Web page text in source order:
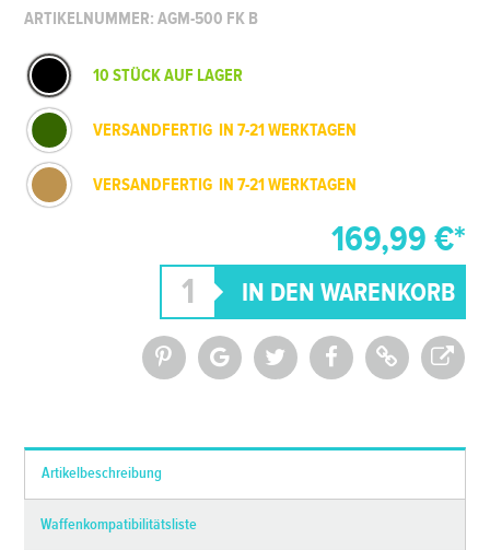
ARTIKELNUMMER: AGM-500 FK B
10 STÜCK AUF LAGER
VERSANDFERTIG IN 7-21 WERKTAGEN
VERSANDFERTIG IN 7-21 WERKTAGEN
169,99 €*
Artikelbeschreibung
Waffenkompatibilitätsliste